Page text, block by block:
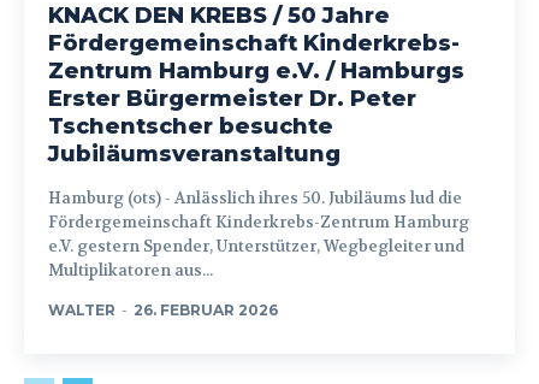
KNACK DEN KREBS / 50 Jahre
Fördergemeinschaft Kinderkrebs-
Zentrum Hamburg e.V. / Hamburgs
Erster Bürgermeister Dr. Peter
Tschentscher besuchte
Jubiläumsveranstaltung
Hamburg (ots) - Anlässlich ihres 50. Jubiläums lud die
Fördergemeinschaft Kinderkrebs-Zentrum Hamburg
e.V. gestern Spender, Unterstützer, Wegbegleiter und
Multiplikatoren aus...
WALTER - 26. FEBRUAR 2026